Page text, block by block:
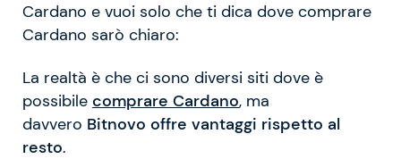
Cardano e vuoi solo che ti dica dove comprare
Cardano sarò chiaro:
La realtà è che ci sono diversi siti dove è
possibile comprare Cardano, ma
davvero Bitnovo offre vantaggi rispetto al
resto.